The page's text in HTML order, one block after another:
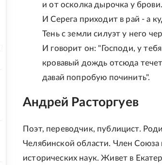
и от осколка дырочка у брови.
И Серега приходит в рай - а
Тень с земли силуэт у него
И говорит он: "Господи, у
кровавый дождь отсюда
давай попробую починить".
Андрей Расторгуев
Поэт, переводчик, публицист.
Челябинской области. Член
исторических наук. Живет в